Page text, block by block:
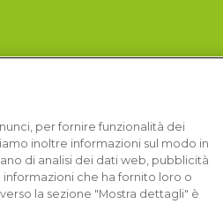
per fornire funzionalità dei
inoltre informazioni sul modo in
di analisi dei dati web, pubblicità
che ha fornito loro o
la sezione "Mostra dettagli" è